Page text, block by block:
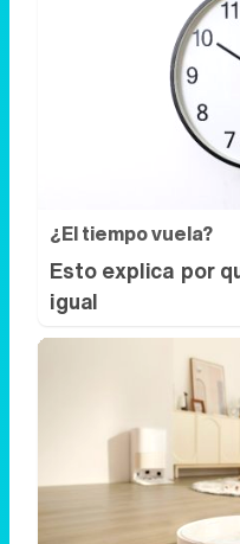
¿El tiempo vuela?
Esto explica por
igual